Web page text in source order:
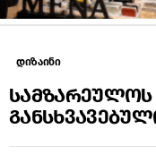
დიზაინი
სამზარეულოს